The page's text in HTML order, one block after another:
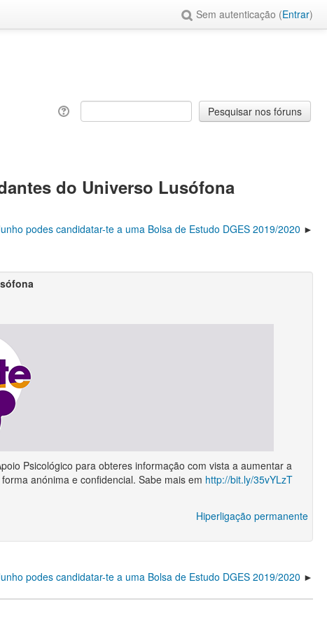
Sem autenticação (Entrar)
do Universo Lusófona
podes candidatar-te a uma Bolsa de Estudo DGES 2019/2020
Psicológico para obteres informação com vista a aumentar a
anónima e confidencial. Sabe mais em http://bit.ly/35vYLzT
Hiperligação permanente
podes candidatar-te a uma Bolsa de Estudo DGES 2019/2020